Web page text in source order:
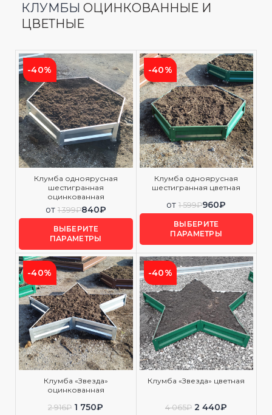
КЛУМБЫ ОЦИНКОВАННЫЕ И
ЦВЕТНЫЕ
-40%
Клумба одноярусная
шестигранная
оцинкованная
от 1 399₽840₽
ВЫБЕРИТЕ
ПАРАМЕТРЫ
-40%
Клумба одноярусная
шестигранная цветная
от 1 599₽960₽
ВЫБЕРИТЕ
ПАРАМЕТРЫ
-40%
Клумба «Звезда»
оцинкованная
2 916₽ 1 750₽
-40%
Клумба «Звезда» цветная
4 065₽ 2 440₽